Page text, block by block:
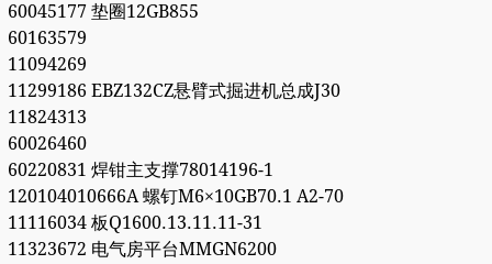
60045177 垫圈12GB855
60163579
11094269
11299186 EBZ132CZ悬臂式掘进机总成J30
11824313
60026460
60220831 焊钳主支撑78014196-1
120104010666A 螺钉M6×10GB70.1 A2-70
11116034 板Q1600.13.11.11-31
11323672 电气房平台MMGN6200